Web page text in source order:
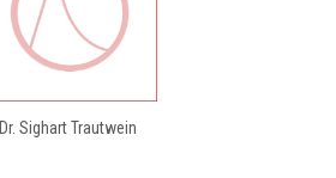
Dr. Sighart Trautwein